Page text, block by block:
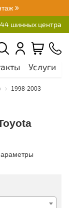
44 шинных центра
Услуги
1998-2003